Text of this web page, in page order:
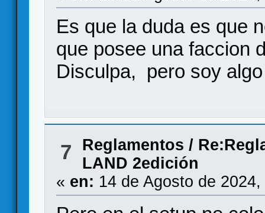
Es que la duda es que
que posee una faccion
Disculpa, pero soy
7 Reglamentos /
LAND 2edición
« en: 14 de Agosto de